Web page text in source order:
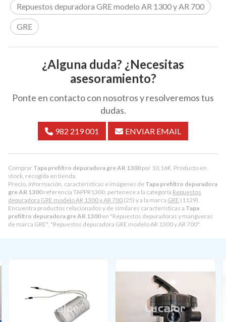
Comprar Tapa prefiltro depuradora gre AR 1300por 10,16€ . Producto en
stock, recogida en tienda.
Precio, información, características e imágenes de Tapa prefiltro depuradora
gre AR 1300referencia TAPPR1300, pertenece a la categoría Repuestos
depuradora GRE modelo AR 1300 y AR 700 (25) y a la marca GRE (1129).
Encuentra productos relacionados y de similares características a Tapa
prefiltro depuradora gre AR 1300en "Repuestos depuradoras y mangueras
de marca GRE", "Repuestos depuradora GRE modelo AR 1300 y AR 700".
Repuestos depuradora GRE modelo AR 1300 y AR 700
GRE
¿Alguna duda? ¿Necesitas
asesoramiento?
Ponte en contacto con nosotros y resolveremos tus
dudas.
982 219 001 ENVIAR EMAIL